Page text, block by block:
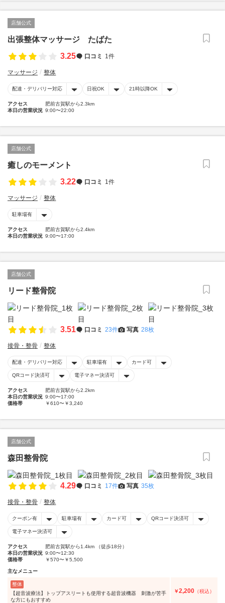
店舗公式
出張整体マッサージ たばた
3.25
口コミ 1件
マッサージ 整体
配達・デリバリー対応 日祝OK 21時以降OK
アクセス
肥前古賀駅から2.3km
本日の営業状況 9:00〜22:00
店舗公式
癒しのモーメント
3.22
口コミ 1件
マッサージ 整体
駐車場有
アクセス
肥前古賀駅から2.4km
本日の営業状況 9:00〜17:00
店舗公式
リード整骨院
3.51 口コミ 23件 写真 28枚
接骨・整骨 整体
配達・デリバリー対応 駐車場有 カード可
QRコード決済可 電子マネー決済可
アクセス
肥前古賀駅から2.2km
本日の営業状況 9:00〜17:00
価格帯
￥610〜￥3,240
店舗公式
森田整骨院
4.29 口コミ 17件 写真 35枚
接骨・整骨 整体
クーポン有 駐車場有 カード可 QRコード決済可
電子マネー決済可
アクセス
肥前古賀駅から1.4km （徒歩18分）
本日の営業状況 9:00〜12:30
価格帯
￥570〜￥5,500
主なメニュー
整体
【超音波療法】トップアスリートも使用する超音波機器 刺激が苦手
な方にもおすすめ
￥2,200 （税込）